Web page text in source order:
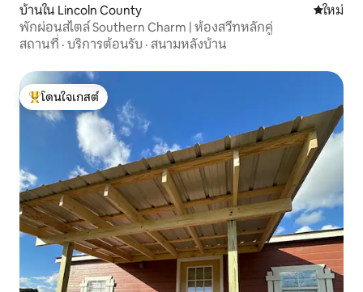
บ้านใน Lincoln County ที่พักใหม่
ใหม่
พักผ่อนสไตล์ Southern Charm | ห้องสวีทหลักคู่
สถานที่ · บริการต้อนรับ · สนามหลังบ้าน
โดนใจเกสต์ที่สุด
โดนใจเกสต์